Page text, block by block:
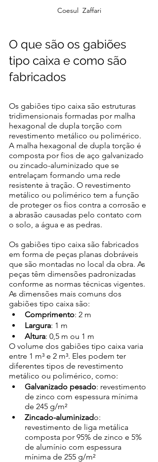
Coesul  Zaffari
O que são os gabiões
tipo caixa e como são
fabricados
Os gabiões tipo caixa são estruturas
tridimensionais formadas por malha
hexagonal de dupla torção com
revestimento metálico ou polimérico.
A malha hexagonal de dupla torção é
composta por fios de aço galvanizado
ou zincado-aluminizado que se
entrelaçam formando uma rede
resistente à tração. O revestimento
metálico ou polimérico tem a função
de proteger os fios contra a corrosão e
a abrasão causadas pelo contato com
o solo, a água e as pedras.
Os gabiões tipo caixa são fabricados
em forma de peças planas dobráveis
que são montadas no local da obra. As
peças têm dimensões padronizadas
conforme as normas técnicas vigentes.
As dimensões mais comuns dos
gabiões tipo caixa são:
Comprimento: 2 m
Largura: 1 m
Altura: 0,5 m ou 1 m
O volume dos gabiões tipo caixa varia
entre 1 m³ e 2 m³. Eles podem ter
diferentes tipos de revestimento
metálico ou polimérico, como:
Galvanizado pesado: revestimento
de zinco com espessura mínima
de 245 g/m²
Zincado-aluminizado:
revestimento de liga metálica
composta por 95% de zinco e 5%
de alumínio com espessura
mínima de 255 g/m²